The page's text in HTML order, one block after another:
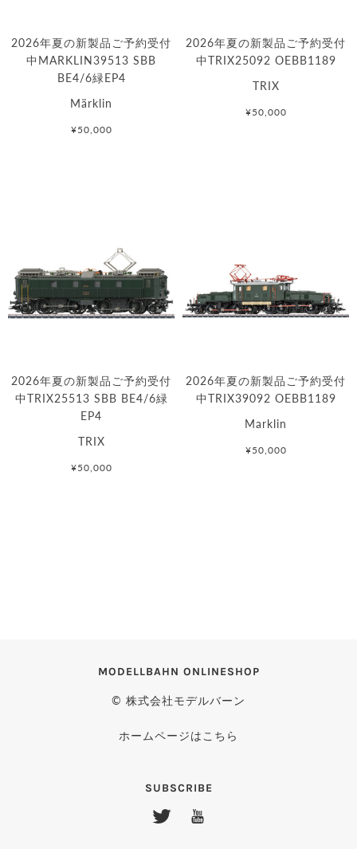
2026年夏の新製品ご予約受付
中MARKLIN39513 SBB
BE4/6緑EP4
Märklin
¥50,000
2026年夏の新製品ご予約受付
中TRIX25092 OEBB1189
TRIX
¥50,000
2026年夏の新製品ご予約受付
中TRIX25513 SBB BE4/6緑
EP4
TRIX
¥50,000
2026年夏の新製品ご予約受付
中TRIX39092 OEBB1189
Marklin
¥50,000
MODELLBAHN ONLINESHOP
© 株式会社モデルバーン
ホームページはこちら
SUBSCRIBE